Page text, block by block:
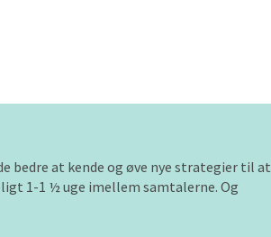
bedre at kende og øve nye strategier til at
1-1 ½ uge imellem samtalerne. Og